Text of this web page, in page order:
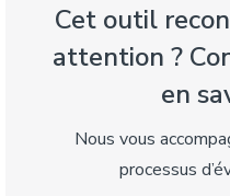
Cet outil
attention ?
en
Nous vous
processus